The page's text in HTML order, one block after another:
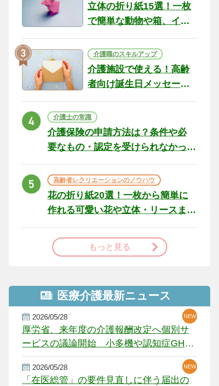
立体の折り紙15選！一枚
で簡単な動物や箱、イン
介護職のスキルアップ
介護施設で使える！高齢
者向け誕生日メッセージ
ト
介護士の常識
介護保険の申請方法は？条件や必
要なもの・認定を受けられなかっ
高齢者レクリエーションのノウハウ
花の折り紙20選！一枚から簡単に
作れる可愛い花や立体・リースま
もっと見る
医療介護最新ニュース
2026/05/28
厚労省、来年度の介護報酬改定へ個別サ
ービスの議論開始 小多機や認知症GH、
厳しい経営環境に危機感
NEW
NEW
NEW
2026/05/28
「在医総管」の要件見直しに伴う届出の
NEW
NEW